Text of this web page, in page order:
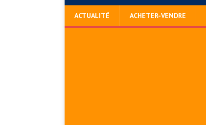
ACTUALITÉ ACHETER-VENDRE